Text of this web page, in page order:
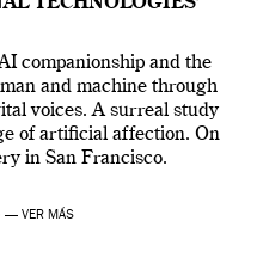
TECHNOLOGIES’
companionship and the
and machine through
voices. A surreal study
of artificial affection. On
in San Francisco.
— VER MÁS